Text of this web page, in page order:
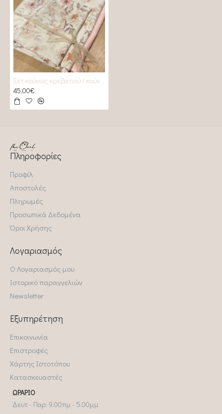
Σετ κούνιας κρεβατιού / κούνιας / κρεβατιού Pure Paradise i
45,00€
Πληροφορίες
Προφίλ
Αποστολές
Πληρωμές
Προσωπικά Δεδομένα
Όροι Χρήσης
Λογαριασμός
Ο Λογαριασμός μου
Ιστορικό παραγγελιών
Newsletter
Εξυπηρέτηση
Επικοινωνία
Επιστροφές
Χάρτης Ιστοτόπου
Κατασκευαστές
ΩΡΆΡΙΟ
Δευτ - Παρ: 9.00πμ - 5.00μμ